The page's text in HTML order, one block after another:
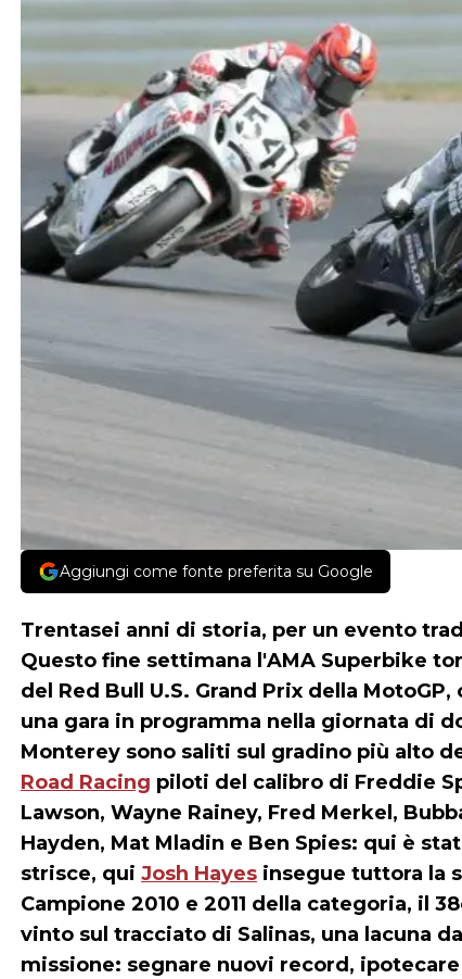
Aggiungi come fonte preferita su Google
Trentasei anni di storia, per un evento
Questo fine settimana l'AMA Superbike
del Red Bull U.S. Grand Prix della
una gara in programma nella giornata di
Monterey sono saliti sul gradino più alto
Road Racing piloti del calibro di Freddie
Lawson, Wayne Rainey, Fred Merkel,
Hayden, Mat Mladin e Ben Spies: qui è
strisce, qui Josh Hayes insegue tuttora la
Campione 2010 e 2011 della categoria, il
vinto sul tracciato di Salinas, una lacuna
missione: segnare nuovi record,